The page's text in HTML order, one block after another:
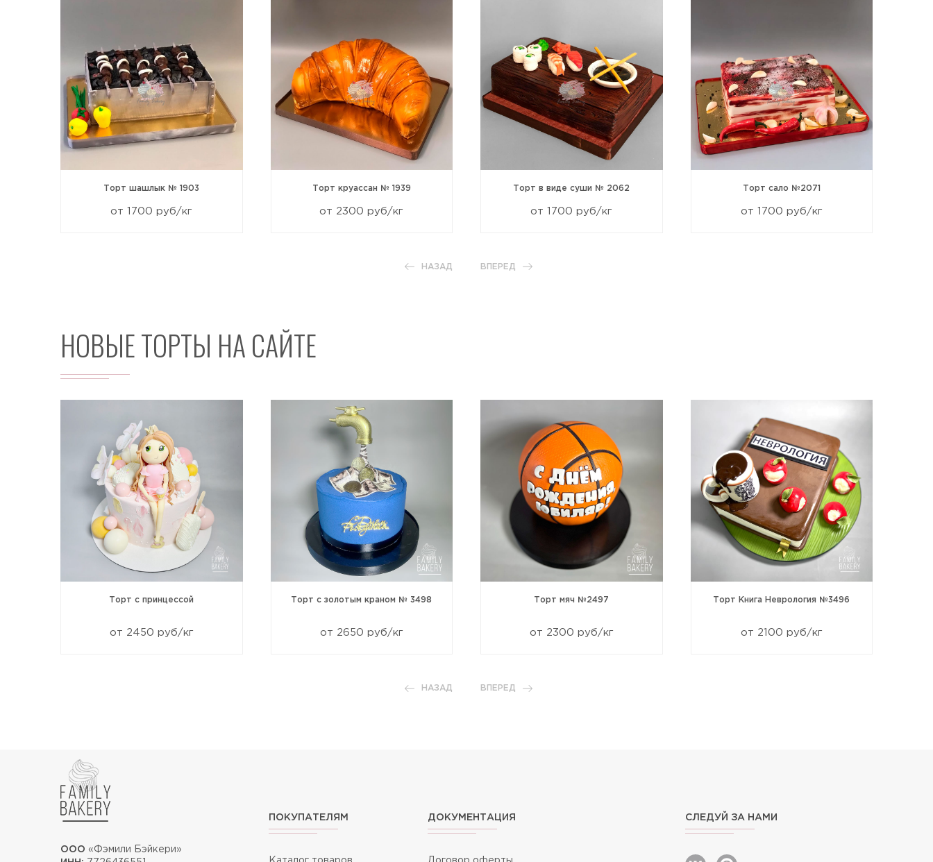
Торт шашлык № 1903
от 1700 руб/кг
Торт круассан № 1939
от 2300 руб/кг
Торт в виде суши № 2062
от 1700 руб/кг
Торт сало №2071
от 1700 руб/кг
НАЗАД ВПЕРЕД
НОВЫЕ ТОРТЫ НА САЙТЕ
Торт с принцессой
от 2450 руб/кг
Торт с золотым краном № 3498
от 2650 руб/кг
Торт мяч №2497
от 2300 руб/кг
Торт Книга Неврология №3496
от 2100 руб/кг
НАЗАД ВПЕРЕД
ООО «Фэмили Бэйкери»
ПОКУПАТЕЛЯМ ДОКУМЕНТАЦИЯ СЛЕДУЙ ЗА НАМИ